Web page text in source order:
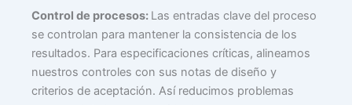
Control de procesos: Las entradas clave del proceso
se controlan para mantener la consistencia de los
resultados. Para especificaciones críticas, alineamos
nuestros controles con sus notas de diseño y
criterios de aceptación. Así reducimos problemas